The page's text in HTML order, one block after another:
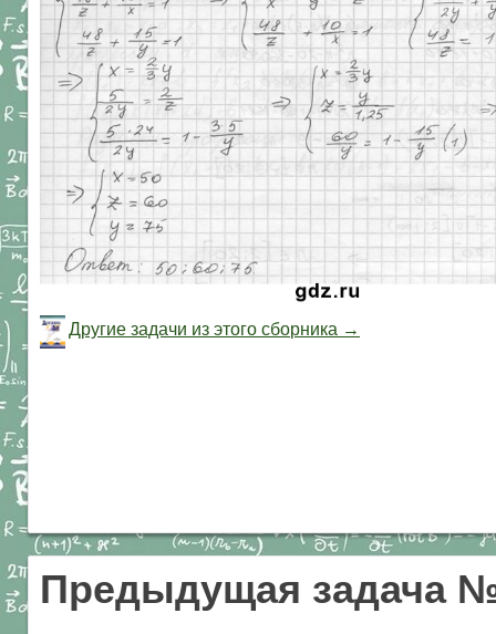
Другие задачи из этого сборника →
Предыдущая задача